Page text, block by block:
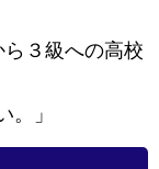
ら３級への高校
」